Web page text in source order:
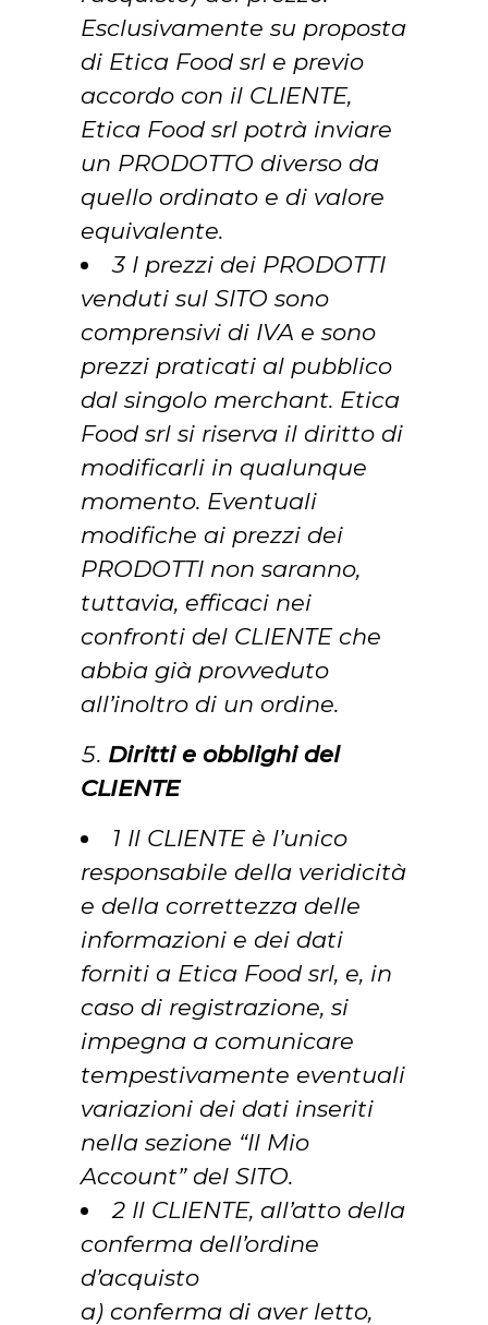
Esclusivamente su proposta
di Etica Food srl e previo
accordo con il CLIENTE,
Etica Food srl potrà inviare
un PRODOTTO diverso da
quello ordinato e di valore
equivalente.
3 I prezzi dei PRODOTTI
venduti sul SITO sono
comprensivi di IVA e sono
prezzi praticati al pubblico
dal singolo merchant. Etica
Food srl si riserva il diritto di
modificarli in qualunque
momento. Eventuali
modifiche ai prezzi dei
PRODOTTI non saranno,
tuttavia, efficaci nei
confronti del CLIENTE che
abbia già provveduto
all’inoltro di un ordine.
Diritti e obblighi del
CLIENTE
1 Il CLIENTE è l’unico
responsabile della veridicità
e della correttezza delle
informazioni e dei dati
forniti a Etica Food srl, e, in
caso di registrazione, si
impegna a comunicare
tempestivamente eventuali
variazioni dei dati inseriti
nella sezione “Il Mio
Account” del SITO.
2 Il CLIENTE, all’atto della
conferma dell’ordine
d’acquisto
a) conferma di aver letto,